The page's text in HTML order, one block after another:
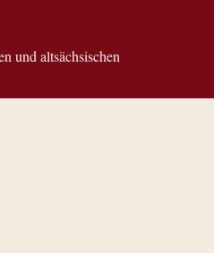
und altsächsischen